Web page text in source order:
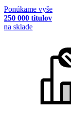
Ponúkame vyše
250 000 titulov
na sklade